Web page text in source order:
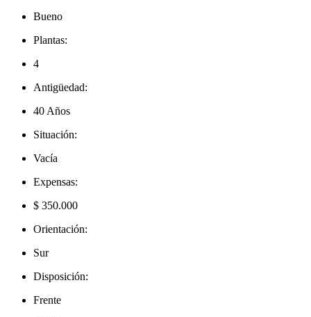
Bueno
Plantas:
4
Antigüedad:
40 Años
Situación:
Vacía
Expensas:
$ 350.000
Orientación:
Sur
Disposición:
Frente